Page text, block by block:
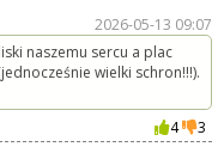
2026-05-13 09:07
naszemu sercu a plac
wielki schron!!!).
4
3